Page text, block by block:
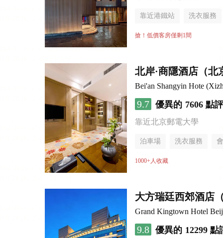
靠近港鐵站 洗衣服務
無煙樓層
搶！低價客房僅剩1間
北岸·商隱酒店（北
Bei'an Shangyin Hote
9.7 優異的 7606 點評
靠近北京郵電大學
泊車場 洗衣服務
1000+人收藏
大方瑞廷西郊酒店
Grand Kingtown Hotel
9.8 優異的 12299 點